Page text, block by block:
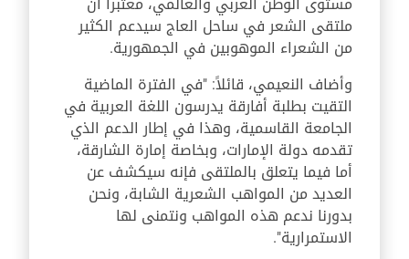
ملتقى الشعر في ساحل العاج سيدعم الكثير
من الشعراء الموهوبين في الجمهورية.
وأضاف النعيمي، قائلاً: "في الفترة الماضية
التقيت بطلبة أفارقة يدرسون اللغة العربية في
الجامعة القاسمية، وهذا في إطار الدعم الذي
تقدمه دولة الإمارات، وبخاصة إمارة الشارقة،
أما فيما يتعلق بالملتقى فإنه سيكشف عن
العديد من المواهب الشعرية الشابة، ونحن
بدورنا ندعم هذه المواهب ونتمنى لها
الاستمرارية".